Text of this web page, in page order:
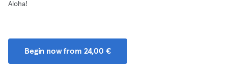
Aloha!
Begin now from 24,00 €